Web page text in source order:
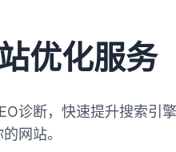
优化服务
诊断，快速提升搜索引
网站。